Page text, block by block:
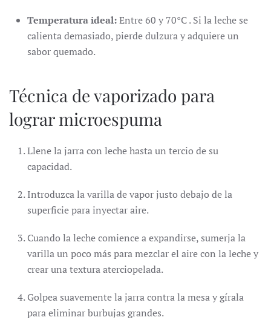
Temperatura ideal:Entre 60 y 70°C . Si la leche se
calienta demasiado, pierde dulzura y adquiere un
sabor quemado.
Técnica de vaporizado para
lograr microespuma
Llene la jarra con leche hasta un tercio de su
capacidad.
Introduzca la varilla de vapor justo debajo de la
superficie para inyectar aire.
Cuando la leche comience a expandirse, sumerja la
varilla un poco más para mezclar el aire con la leche y
crear una textura aterciopelada.
Golpea suavemente la jarra contra la mesa y gírala
para eliminar burbujas grandes.